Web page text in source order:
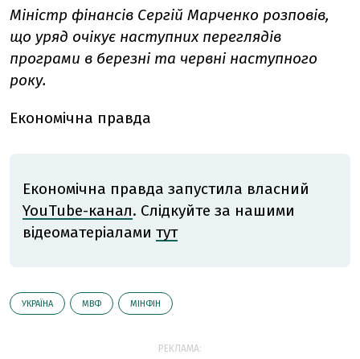
Міністр фінансів Сергій Марченко розповів,
що уряд очікує наступних переглядів
програми в березні та червні наступного
року.
Економічна правда
Економічна правда запустила власний
YouTube-канал. Слідкуйте за нашими
відеоматеріалами тут
УКРАЇНА МВФ МІНФІН
РЕКЛАМА: